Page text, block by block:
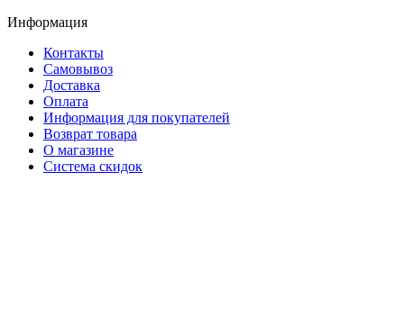
Информация
Контакты
Самовывоз
Доставка
Оплата
Информация для покупателей
Возврат товара
О магазине
Система скидок